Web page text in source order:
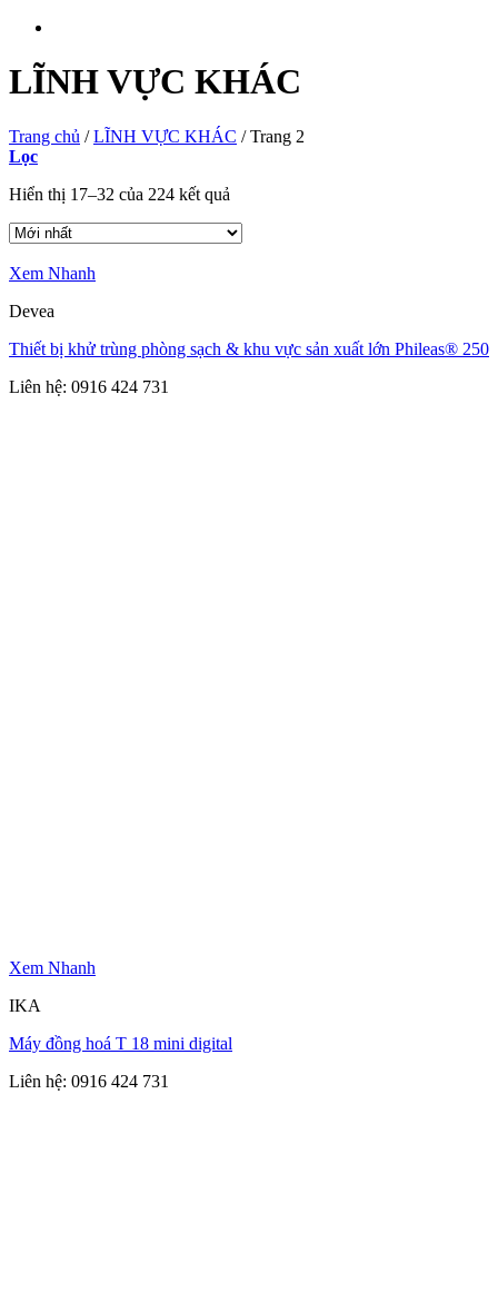
LĨNH VỰC KHÁC
Trang chủ / LĨNH VỰC KHÁC /Trang 2
Lọc
Hiển thị 17–32 của 224 kết quả
Xem Nhanh
Devea
Thiết bị khử trùng phòng sạch & khu vực sản xuất lớn Phileas® 250
Liên hệ: 0916 424 731
Xem Nhanh
IKA
Máy đồng hoá T 18 mini digital
Liên hệ: 0916 424 731